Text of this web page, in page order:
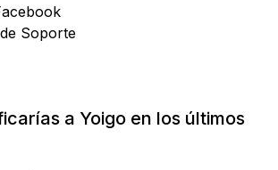
Soporte
a Yoigo en los últimos